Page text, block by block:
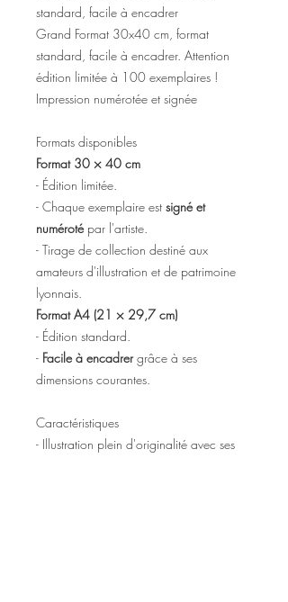
standard, facile à encadrer
Grand Format 30x40 cm, format
standard, facile à encadrer. Attention
édition limitée à 100 exemplaires !
Impression numérotée et signée
Formats disponibles
Format 30 × 40 cm
- Édition limitée.
- Chaque exemplaire est signé et
numérotépar l'artiste.
- Tirage de collection destiné aux
amateurs d'illustration et de patrimoine
lyonnais.
Format A4 (21 × 29,7 cm)
- Édition standard.
- Facile à encadrergrâce à ses
dimensions courantes.
Caractéristiques
- Illustration plein d'originalité avec ses